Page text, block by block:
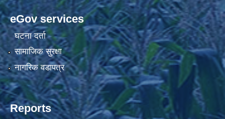
eGov services
घटना दर्ता
सामाजिक सुरक्षा
नागरिक वडापत्र
Reports